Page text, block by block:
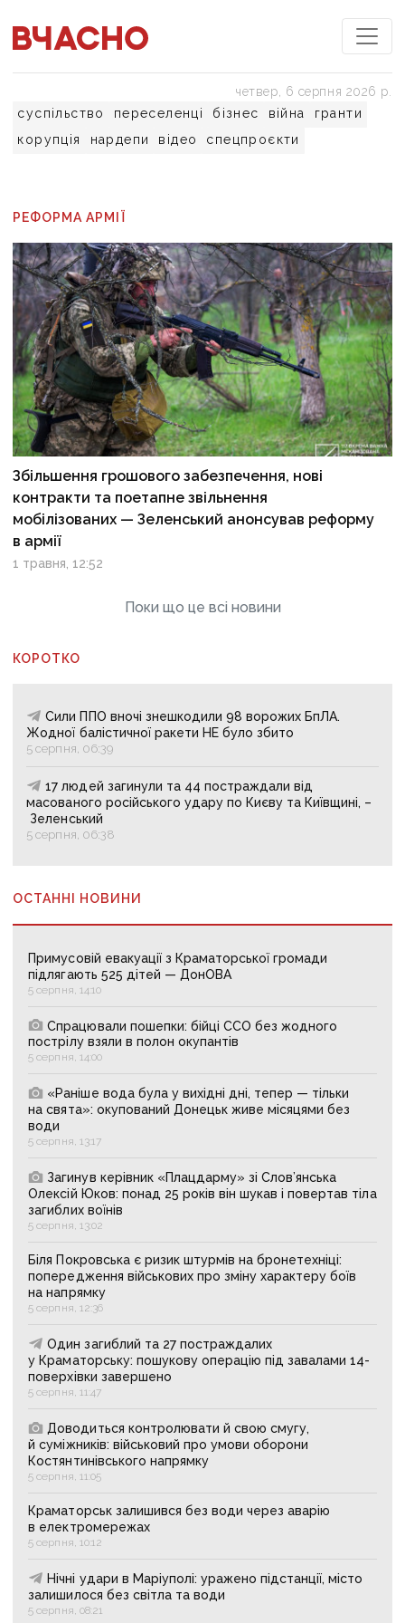
суспільство переселенці бізнес війна
гранти
корупція
нардепи відео спецпроєкти
четвер, 6 серпня 2026 р.
РЕФОРМА АРМІЇ
Збільшення грошового забезпечення, нові
контракти та поетапне звільнення
мобілізованих — Зеленський анонсував реформу
в армії
1 травня, 12:52
Поки що це всі новини
КОРОТКО
Сили ППО вночі знешкодили 98 ворожих БпЛА.
Жодної балістичної ракети НЕ було збито
5 серпня, 06:39
17 людей загинули та 44 постраждали від
масованого російського удару по Києву та Київщині, –
Зеленський
5 серпня, 06:38
ОСТАННІ НОВИНИ
Примусовій евакуації з Краматорської громади
підлягають 525 дітей — ДонОВА
5 серпня, 14:10
Спрацювали пошепки: бійці ССО без жодного
пострілу взяли в полон окупантів
5 серпня, 14:00
«Раніше вода була у вихідні дні, тепер — тільки
на свята»: окупований Донецьк живе місяцями без
води
5 серпня, 13:17
Загинув керівник «Плацдарму» зі Слов’янська
Олексій Юков: понад 25 років він шукав і повертав тіла
загиблих воїнів
5 серпня, 13:02
Біля Покровська є ризик штурмів на бронетехніці:
попередження військових про зміну характеру боїв
на напрямку
5 серпня, 12:36
Один загиблий та 27 постраждалих
у Краматорську: пошукову операцію під завалами 14-
поверхівки завершено
5 серпня, 11:47
Доводиться контролювати й свою смугу,
й суміжників: військовий про умови оборони
Костянтинівського напрямку
5 серпня, 11:05
Краматорськ залишився без води через аварію
в електромережах
5 серпня, 10:12
Нічні удари в Маріуполі: уражено підстанції, місто
залишилося без світла та води
5 серпня, 08:21